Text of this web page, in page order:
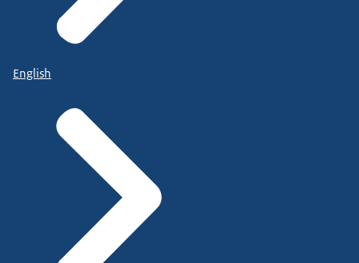
English